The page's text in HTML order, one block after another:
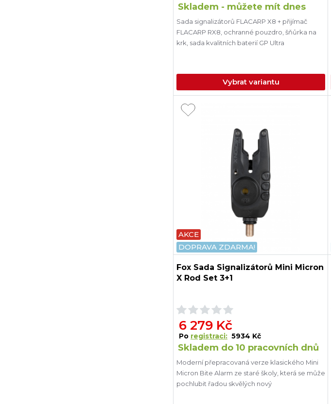
Skladem - můžete mít dnes
Sada signalizátorů FLACARP X8 + přijímač
FLACARP RX8, ochranné pouzdro, šňůrka na
krk, sada kvalitních baterií GP Ultra
Vybrat variantu
AKCE
DOPRAVA ZDARMA!
Fox Sada Signalizátorů Mini Micron
X Rod Set 3+1
6 279 Kč
Po registraci: 5934 Kč
Skladem do 10 pracovních dnů
Moderní přepracovaná verze klasického Mini
Micron Bite Alarm ze staré školy, která se může
pochlubit řadou skvělých nový